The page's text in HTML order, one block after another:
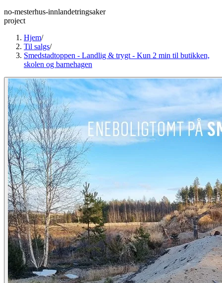
no-mesterhus-innlandetringsaker
project
Hjem/
Til salgs/
Smedstadtoppen - Landlig & trygt - Kun 2 min til butikken,
skolen og barnehagen